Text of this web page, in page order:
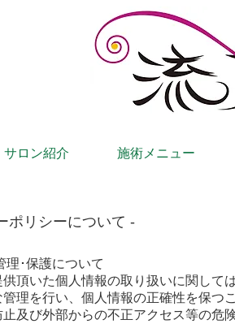
サロン紹介 施術メニュー
ポリシーについて -
･保護について
頂いた個人情報の取り扱いに関して
理を行い、個人情報の正確性を保つ
及び外部からの不正アクセス等の危